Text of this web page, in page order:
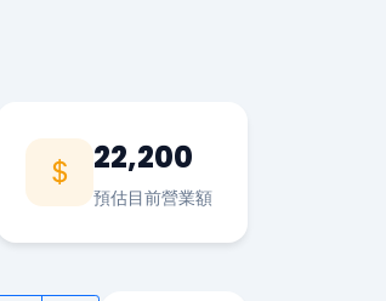
22,200
預估目前營業額